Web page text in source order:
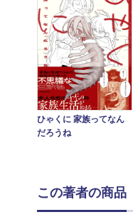
ひゃくに 家族ってなん
だろうね
この著者の商品